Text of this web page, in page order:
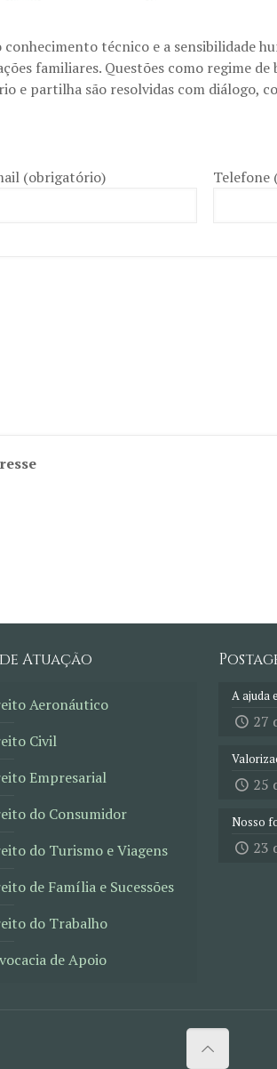
conhecimento técnico e a sensibilidade
familiares. Questões como regime de
e partilha são resolvidas com diálogo,
(obrigatório) Telefone
Atuação
Aeronáutico
Civil
Empresarial
do Consumidor
do Turismo e Viagens
de Família e Sucessões
do Trabalho
de Apoio
A ajuda
27
25
Nosso
23